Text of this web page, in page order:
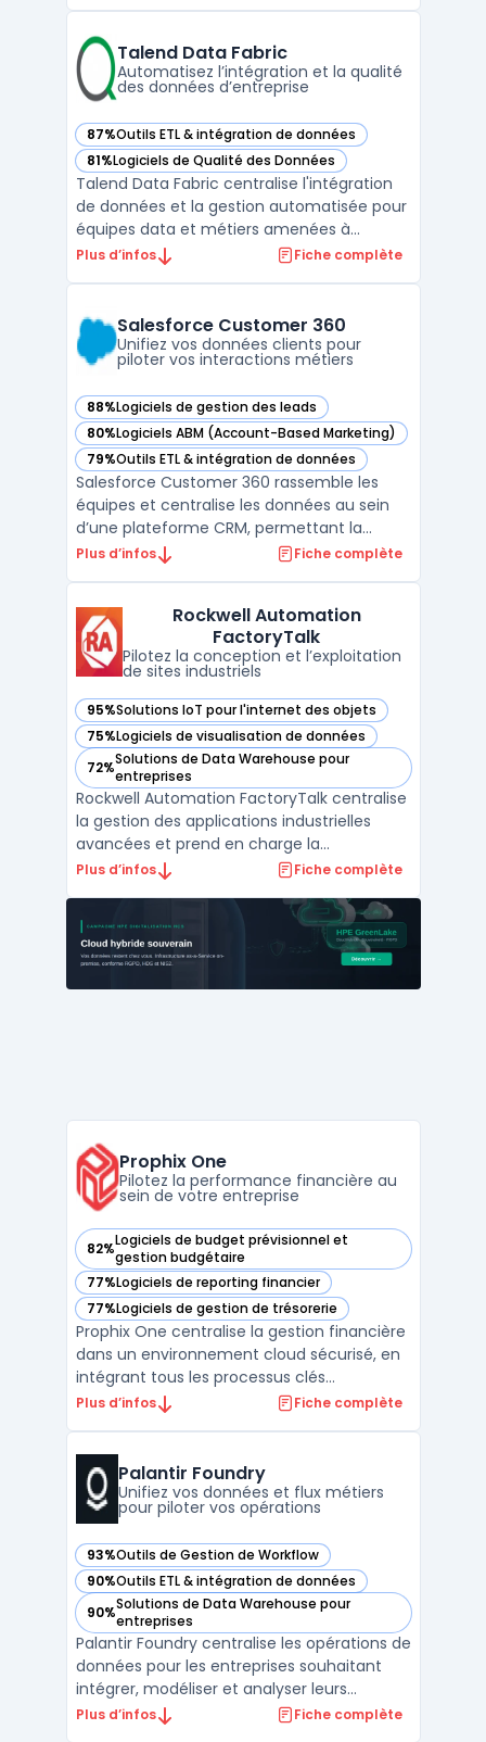
de performance, et de générer des
reporting financier ...
Talend Data Fabric
Automatisez l’intégration et la qualité
des données d’entreprise
87%Outils ETL & intégration de données
— voir Talend Data Fabric dans cette catégorie
81%Logiciels de Qualité des Données
— voir Talend Data Fabric dans cette catégorie
Talend Data Fabric centralise l'intégration
de données et la gestion automatisée pour
équipes data et métiers amenées à
travailler sur des volumes croissants et des
distribuer des données entre applications
cloud et lo ...
Plus d’infos Fiche complète
Salesforce Customer 360
Unifiez vos données clients pour
piloter vos interactions métiers
88%Logiciels de gestion des leads
— voir Salesforce Customer 360 dans cette catégorie
80%Logiciels ABM (Account-Based Marketing)
— voir Salesforce Customer 360 dans cette catégorie
79%Outils ETL & intégration de données
— voir Salesforce Customer 360 dans cette catégorie
Salesforce Customer 360 rassemble les
équipes et centralise les données au sein
d’une plateforme CRM, permettant la
gestion coordonnée de l’information client
départements rencontrent souvent des
problèmes d’efficacité et de d ...
Plus d’infos Fiche complète
Rockwell Automation
FactoryTalk
Pilotez la conception et l’exploitation
de sites industriels
95%Solutions IoT pour l'internet des objets
— voir Rockwell Automation FactoryTalk dans cette
75%Logiciels de visualisation de données
— voir Rockwell Automation FactoryTalk dans cette
72%Solutions de Data Warehouse pour
entreprises
— voir Rockwell Automation FactoryTalk dans cette
Rockwell Automation FactoryTalk centralise
la gestion des applications industrielles
avancées et prend en charge la
digitalisation industrielle de la conception à
Ce logiciel cible les architectes
d’automatisation industrielle, les équipes
d’opérations ...
Plus d’infos Fiche complète
Prophix One
Pilotez la performance financière au
sein de votre entreprise
82%Logiciels de budget prévisionnel et
gestion budgétaire
— voir Prophix One dans cette catégorie
77%Logiciels de reporting financier
— voir Prophix One dans cette catégorie
77%Logiciels de gestion de trésorerie
— voir Prophix One dans cette catégorie
Prophix One centralise la gestion financière
dans un environnement cloud sécurisé, en
intégrant tous les processus clés
nécessaires aux équipes de direction
complexité de la consolidation financière et
de la gestion de pl ...
Plus d’infos Fiche complète
Palantir Foundry
Unifiez vos données et flux métiers
pour piloter vos opérations
93%Outils de Gestion de Workflow
— voir Palantir Foundry dans cette catégorie
90%Outils ETL & intégration de données
— voir Palantir Foundry dans cette catégorie
90%Solutions de Data Warehouse pour
entreprises
— voir Palantir Foundry dans cette catégorie
Palantir Foundry centralise les opérations de
données pour les entreprises souhaitant
intégrer, modéliser et analyser leurs
informations sans dupliquer les sources. Ce
Plus d’infos Fiche complète